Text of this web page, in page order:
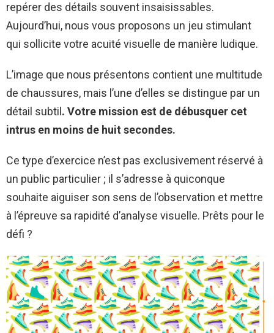
repérer des détails souvent insaisissables.
Aujourd’hui, nous vous proposons un jeu stimulant
qui sollicite votre acuité visuelle de manière ludique.
L’image que nous présentons contient une multitude
de chaussures, mais l’une d’elles se distingue par un
détail subtil . Votre mission est de débusquer cet
intrus en moins de huit secondes.
Ce type d’exercice n’est pas exclusivement réservé à
un public particulier ; il s’adresse à quiconque
souhaite aiguiser son sens de l’observation et mettre
à l’épreuve sa rapidité d’analyse visuelle. Prêts pour le
défi ?